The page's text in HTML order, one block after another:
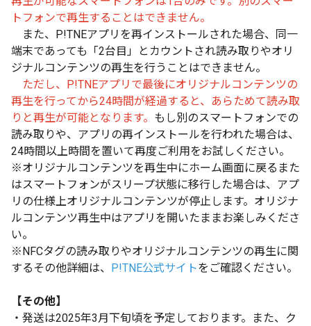
トフォンで再生することはできません。
また、P!TNEアプリを再インストールされた場合、同一
端末であっても「2台目」とカウントされ読み取りやオリ
ジナルコンテンツの再生を行うことはできません。
ただし、P!TNEアプリで最後にオリジナルコンテンツの
再生を行ってから24時間が経過すると、あらためて読み取
りと再生が可能となります。 もし別のスマートフォンでの
読み取りや、アプリの再インストールを行われた場合は、
24時間以上時間を置いて再度ご利用をお試しください。
※オリジナルコンテンツを再生中にホーム画面に戻るまた
はスマートフォンがスリープ状態に移行した場合は、アプ
リの仕様上オリジナルコンテンツが停止します。オリジナ
ルコンテンツ再生中はアプリを開いたままお楽しみくださ
い。
※NFCタグの読み取りやオリジナルコンテンツの再生に関
するその他詳細は、 P!TNE公式サイトをご確認ください。
【その他】
・発送は2025年3月下旬頃を予定しております。また、ク